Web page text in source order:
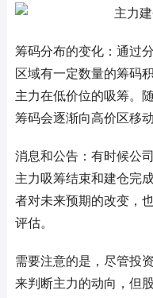
筹码分布的变化：通过
区域有一定数量的筹码
主力在低价位的吸筹。
筹码会逐渐向高价区移动
消息和公告：有时候公
主力吸筹结束和建仓完
者对未来预期的改变，
评估。
需要注意的是，尽管投
来判断主力的动向，但